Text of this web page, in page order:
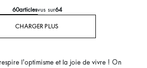
60articlesvus sur64
CHARGER PLUS
respire l'optimisme et la joie de vivre ! On